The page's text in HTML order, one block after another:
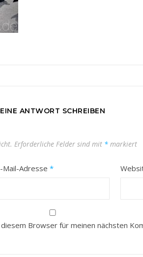
EINE ANTWORT SCHREIBEN
Erforderliche Felder sind mit * markiert
Mail-Adresse *
Browser für meinen nächsten